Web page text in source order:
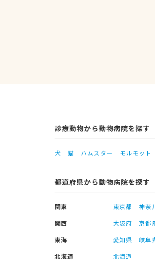
診療動物から動物病院を探す
犬 猫 ハムスター モルモット
都道府県から動物病院を探す
関東 東京都 神奈
関西
大阪府 京都
東海
愛知県 岐阜
北海道
北海道